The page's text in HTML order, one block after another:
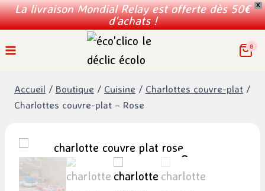
X
La livraison Mondial Relay est offerte dès 50€
d'achats !
au
0
Accueil / Boutique / Cuisine / Charlottes couvre-plat /
Charlottes couvre-plat – Rose